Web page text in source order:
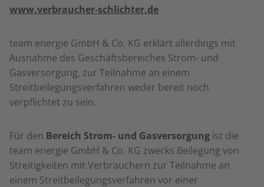
www.verbraucher-schlichter.de
team energie GmbH & Co. KG erklärt allerdings mit
Ausnahme des Geschäftsbereiches Strom- und
Gasversorgung, zur Teilnahme an einem
Streitbeilegungsverfahren weder bereit noch
verpflichtet zu sein.
Für den Bereich Strom- und Gasversorgung ist die
team energie GmbH & Co. KG zwecks Beilegung von
Streitigkeiten mit Verbrauchern zur Teilnahme an
einem Streitbeilegungsverfahren vor einer